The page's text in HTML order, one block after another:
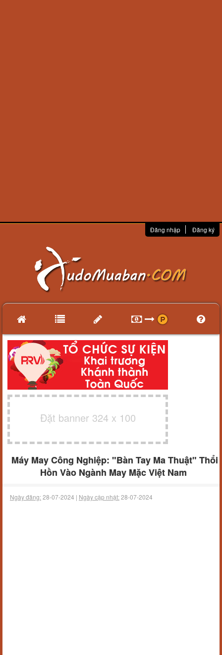
Đăng nhập Đăng ký
Đặt banner 324 x 100
Máy May Công Nghiệp: "Bàn Tay Ma Thuật" Thổi
Hồn Vào Ngành May Mặc Việt Nam
Ngày đăng:28-07-2024 | Ngày cập nhật:28-07-2024